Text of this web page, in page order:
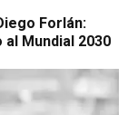
Forlán:
Mundial 2030